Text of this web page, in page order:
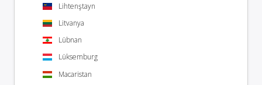
Lihtenştayn
Litvanya
Lübnan
Lüksemburg
Macaristan